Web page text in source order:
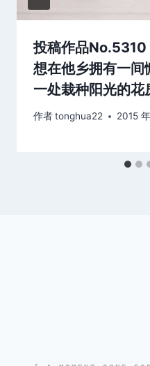
投稿作品No.5310
想在他乡拥有一间
一处栽种阳光的花
作者tonghua22 2015